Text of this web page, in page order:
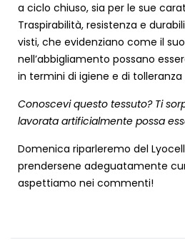
a ciclo chiuso, sia per le sue
Traspirabilità, resistenza e
visti, che evidenziano come il
nell’abbigliamento possano
in termini di igiene e di tolleranza
Conoscevi questo tessuto? Ti
lavorata artificialmente possa
Domenica riparleremo del
prendersene adeguatamente
aspettiamo nei commenti!